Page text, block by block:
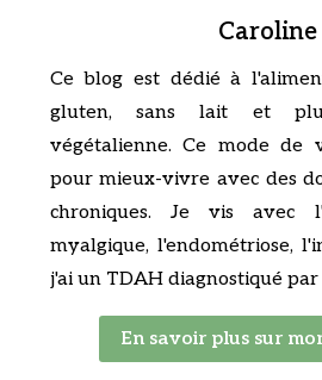
Caroline
Ce blog est dédié à
gluten, sans lait et
végétalienne. Ce mode de
pour mieux-vivre avec des
chroniques. Je vis avec
myalgique, l'endométriose,
j'ai un TDAH diagnostiqué
En savoir plus sur